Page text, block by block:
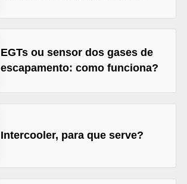
EGTs ou sensor dos gases de
escapamento: como funciona?
Intercooler, para que serve?